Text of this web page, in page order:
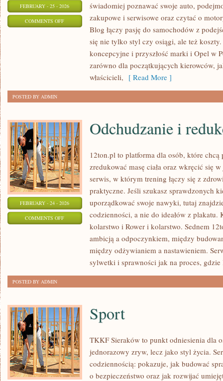
FEBRUARY - 25 - 2026
COMMENTS OFFON
świadomiej poznawać swoje auto,
zakupowe i serwisowe oraz czytać o
Blog łączy pasję do samochodów z
się nie tylko styl czy osiągi, ale też
koncepcyjne i przyszłość marki i Opel w
zarówno dla początkujących kierowców,
właścicieli, [ Read More ]
POSTED BY ADMIN
FEBRUARY - 24 - 2026
COMMENTS OFFON
ODCHUDZANIE
Odchudzanie i
12ton.pl to platforma dla osób, które chcą
zredukować masę ciała oraz wkręcić się
serwis, w którym trening łączy się z
praktyczne. Jeśli szukasz sprawdzonych
uporządkować swoje nawyki, tutaj
codzienności, a nie do ideałów z plakatu.
kolarstwo i Rower i kolarstwo. Sednem
ambicją a odpoczynkiem, między
między odżywianiem a nastawieniem.
sylwetki i sprawności jak na proces, gdzie
POSTED BY ADMIN
Sport
TKKF Sieraków to punkt odniesienia dla
jednorazowy zryw, lecz jako styl życia.
codziennością: pokazuje, jak budować
o bezpieczeństwo oraz jak rozwijać